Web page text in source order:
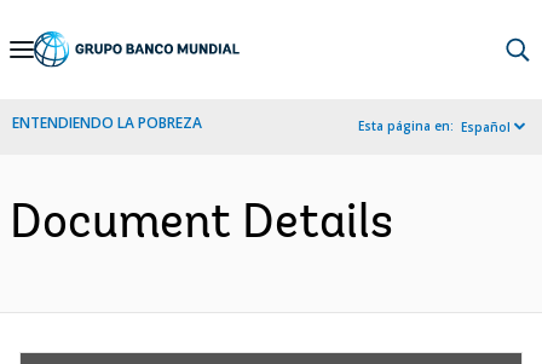
Skip
Navigation
ENTENDIENDO LA POBREZA Esta página en: Español
Document Details